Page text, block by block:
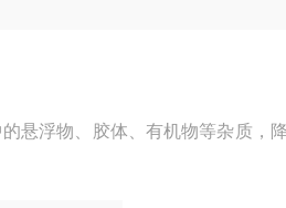
悬浮物、胶体、有机物等杂质，